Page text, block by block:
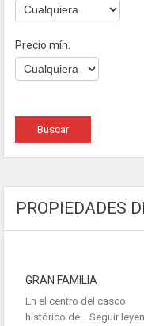
Precio mín.
PROPIEDADES
GRAN FAMILIA
En el centro del casco
histórico de… Seguir